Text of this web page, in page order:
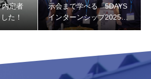
内定者
た！
示会まで学べる「5DAYS
インターンシップ2025」
レポート！